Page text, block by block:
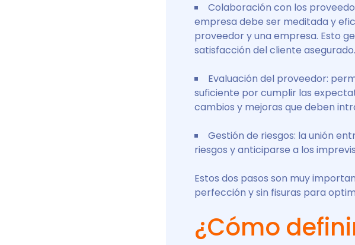
Colaboración con los
empresa debe ser meditada y
proveedor y una empresa. Esto
satisfacción del cliente asegurado.
Evaluación del proveedor:
suficiente por cumplir las
cambios y mejoras que deben
Gestión de riesgos: la unión
riesgos y anticiparse a los
Estos dos pasos son muy
perfección y sin fisuras para
¿Cómo